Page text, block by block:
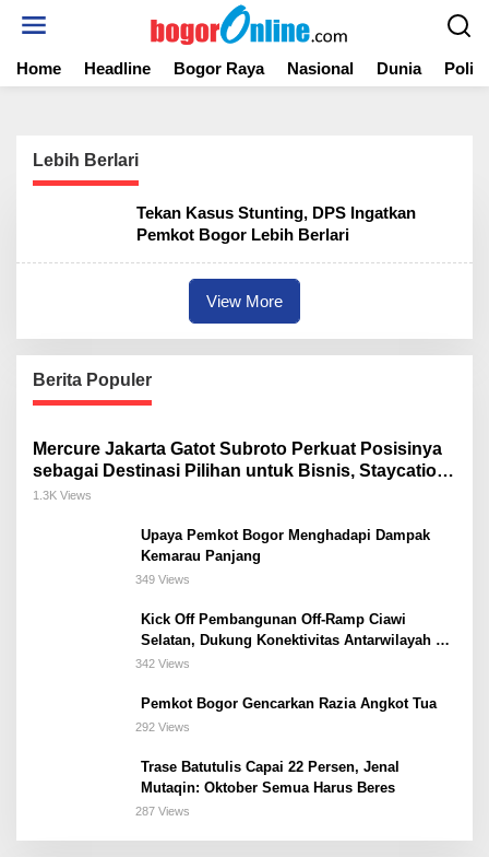
t
Home Headline Bogor Raya Nasional Dunia
Lebih Berlari
Tekan Kasus Stunting, DPS Ingatkan
Pemkot Bogor Lebih Berlari
View More
Berita Populer
Mercure Jakarta Gatot Subroto Perkuat Posisinya
sebagai Destinasi Pilihan untuk Bisnis, Staycation,
Meeting, dan Kuliner di Jakarta Selatan
1.3K Views
Upaya Pemkot Bogor Menghadapi Dampak
Kemarau Panjang
349 Views
Kick Off Pembangunan Off-Ramp Ciawi
Selatan, Dukung Konektivitas Antarwilayah di
Bogor Selatan
342 Views
Pemkot Bogor Gencarkan Razia Angkot Tua
292 Views
Trase Batutulis Capai 22 Persen, Jenal
Mutaqin: Oktober Semua Harus Beres
287 Views